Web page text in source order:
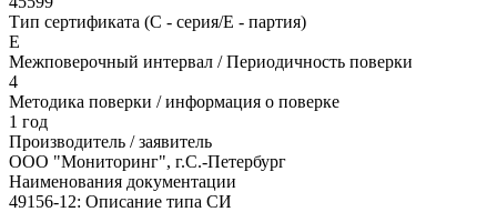
Тип сертификата (C - серия/E - партия)
Е
Межповерочный интервал / Периодичность поверки
4
Методика поверки / информация о поверке
1 год
Производитель / заявитель
ООО "Мониторинг", г.С.-Петербург
Наименования документации
49156-12: Описание типа СИ